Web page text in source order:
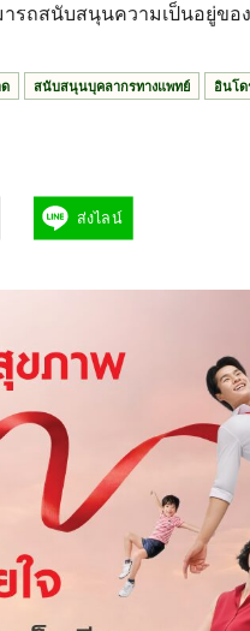
รถสนับสนุนความเป็นอยู่ขอ
สนับสนุนบุคลากรทางแพทย์ อินโด
ส่งไลน์